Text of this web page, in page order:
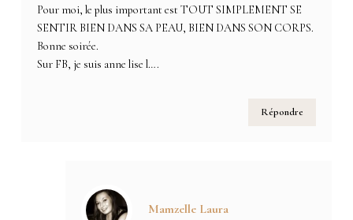
Pour moi, le plus important est TOUT SIMPLEMENT SE
SENTIR BIEN DANS SA PEAU, BIEN DANS SON CORPS.
Bonne soirée.
Sur FB, je suis anne lise l….
Répondre
Mamzelle Laura